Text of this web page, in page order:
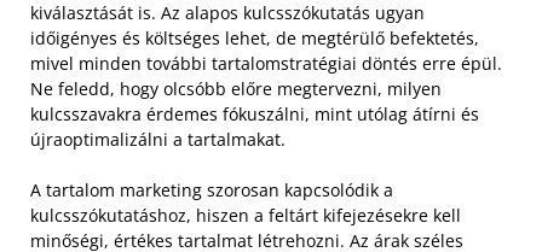
kiválasztását is. Az alapos kulcsszókutatás ugyan
időigényes és költséges lehet, de megtérülő befektetés,
mivel minden további tartalomstratégiai döntés erre épül.
Ne feledd, hogy olcsóbb előre megtervezni, milyen
kulcsszavakra érdemes fókuszálni, mint utólag átírni és
újraoptimalizálni a tartalmakat.
A tartalom marketing szorosan kapcsolódik a
kulcsszókutatáshoz, hiszen a feltárt kifejezésekre kell
minőségi, értékes tartalmat létrehozni. Az árak széles